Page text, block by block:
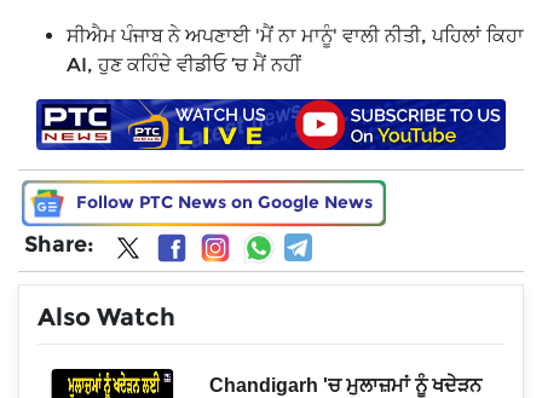
ਸੀਐਮ ਪੰਜਾਬ ਨੇ ਅਪਣਾਈ 'ਮੈਂ ਨਾ ਮਾਨੂੰ' ਵਾਲੀ ਨੀਤੀ, ਪਹਿਲਾਂ ਕਿਹਾ
AI, ਹੁਣ ਕਹਿੰਦੇ ਵੀਡੀਓ ’ਚ ਮੈਂ ਨਹੀਂ
Follow PTC News on Google News
Share:
Also Watch
Chandigarh 'ਚ ਮੁਲਾਜ਼ਮਾਂ ਨੂੰ ਖਦੇੜਨ